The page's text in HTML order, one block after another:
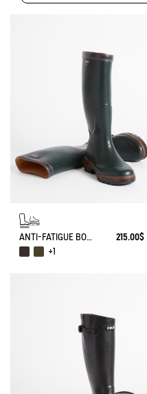
ANTI-FATIGUE BOOT PARCOURS 2.0
215.00$
+1